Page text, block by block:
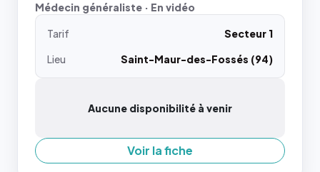
Médecin généraliste · En vidéo
Tarif
Secteur 1
Lieu
Saint-Maur-des-Fossés (94)
Aucune disponibilité à venir
Voir la fiche